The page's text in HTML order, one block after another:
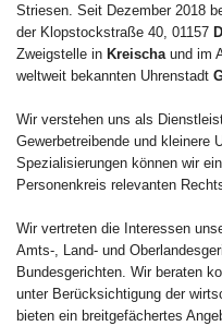
Striesen. Seit Dezember 2018
der Klopstockstraße 40, 01157
Zweigstelle in Kreischa und im
weltweit bekannten Uhrenstadt
Wir verstehen uns als
Gewerbetreibende und kleinere
Spezialisierungen können wir
Personenkreis relevanten
Wir vertreten die Interessen
Amts-, Land- und
Bundesgerichten. Wir beraten
unter Berücksichtigung der
bieten ein breitgefächertes